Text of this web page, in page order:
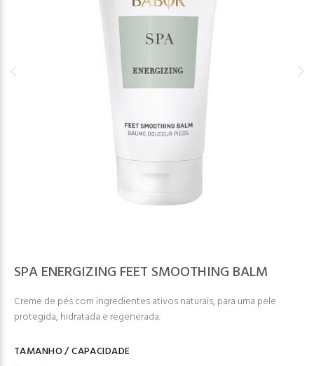
SPA ENERGIZING FEET SMOOTHING BALM
Creme de pés com ingredientes ativos naturais, para uma pele
protegida, hidratada e regenerada.
TAMANHO / CAPACIDADE